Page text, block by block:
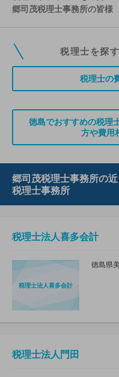
郷司茂税理士事務所の皆様
税理士ドットコムの無料会員に
ていただくことができます。ま
無料登
税理士を探
税理士の
徳島でおすすめの税理
方や費用
郷司茂税理士事務所の
税理士事務所
税理士法人喜多会計
税理士法人喜多会計
徳島県
税理士法人門田